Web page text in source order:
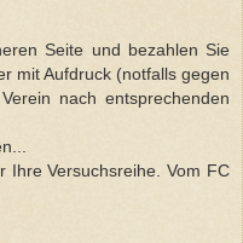
Seite und bezahlen Sie
mit Aufdruck (notfalls gegen
nach entsprechenden
Ihre Versuchsreihe. Vom FC